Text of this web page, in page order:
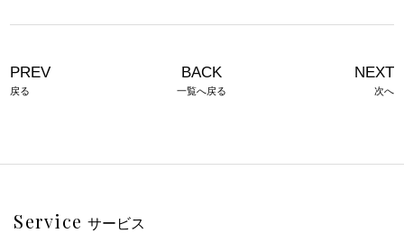
PREV
戻る
BACK
一覧へ戻る
NEXT
次へ
Service サービス